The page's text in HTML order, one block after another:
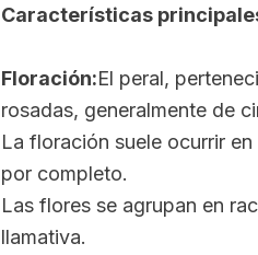
Características
Floración:El peral,
rosadas, generalmente de
La floración suele ocurrir
por completo.
Las flores se agrupan en
llamativa.